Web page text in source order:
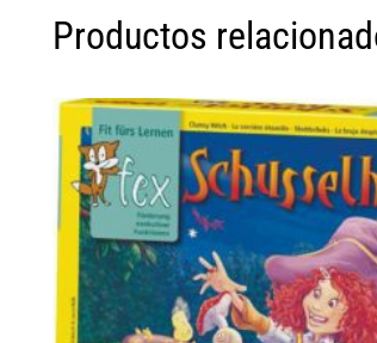
Productos